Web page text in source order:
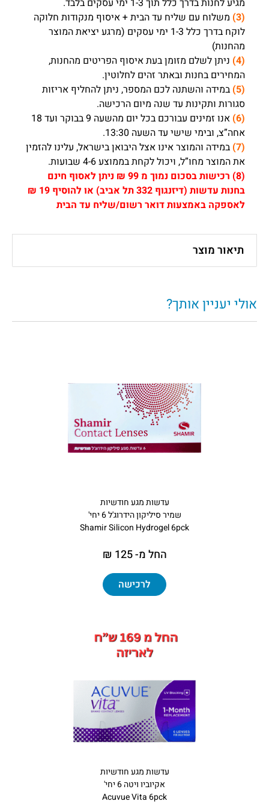
(3)
משלוח עם שליח עד הבית + איסוף מנקודות חלוקה
לוקח בדרך כלל 1-3 ימי עסקים (מרגע יציאת המוצר
מהחנות)
(4)
ניתן לשלם מזומן בעת איסוף הפריטים מהחנות,
המחירים בחנות ובאתר זהים לחלוטין.
(5)
במידה והשתנה לכם המספר, ניתן להחליף אריזות
סגורות ותקינות עד שנה מיום הרכישה.
(6)
אנו זמינים עבורכם בכל יום מהשעה 9 בבוקר ועד 18
אחה”צ, ובימי שישי עד השעה 13:30.
(7)
במידה והמוצר אינו אצל היבואן בישראל, עלינו להזמין
את המוצר מחו”ל, ויכול לקחת בממוצע 4-6 שבועות.
(8)
רכישות בסכום נמוך מ 99 ₪ ניתן לאסוף חינם
בחנות עדשות (דיזנגוף 332 תל אביב) או להוסיף 19 ₪
לאספקה באמצעות דואר רשום/שליח עד הבית
תיאור מוצר
אולי יעניין אותך?
עדשות מגע חודשיות
שמיר סיליקון הידרוג'ל 6 יחי'
Shamir Silicon Hydrogel 6pck
החל מ- 125 ₪
לרכישה
עדשות מגע חודשיות
אקיוביו ויטה 6 יחי'
Acuvue Vita 6pck